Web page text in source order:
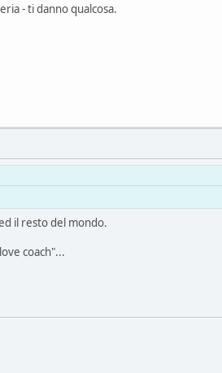
- ti danno qualcosa.
il resto del mondo.
coach"...